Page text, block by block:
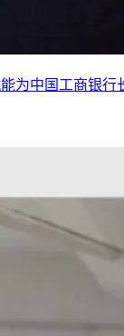
为中国工商银行